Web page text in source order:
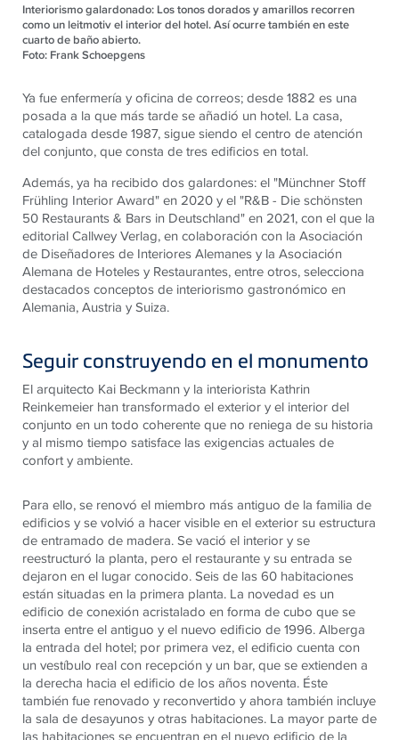
Interiorismo galardonado: Los tonos dorados y amarillos recorren
como un leitmotiv el interior del hotel. Así ocurre también en este
cuarto de baño abierto.
Foto: Frank Schoepgens
Ya fue enfermería y oficina de correos; desde 1882 es una
posada a la que más tarde se añadió un hotel. La casa,
catalogada desde 1987, sigue siendo el centro de atención
del conjunto, que consta de tres edificios en total.
Además, ya ha recibido dos galardones: el "Münchner Stoff
Frühling Interior Award" en 2020 y el "R&B - Die schönsten
50 Restaurants & Bars in Deutschland" en 2021, con el que la
editorial Callwey Verlag, en colaboración con la Asociación
de Diseñadores de Interiores Alemanes y la Asociación
Alemana de Hoteles y Restaurantes, entre otros, selecciona
destacados conceptos de interiorismo gastronómico en
Alemania, Austria y Suiza.
Seguir construyendo en el monumento
El arquitecto Kai Beckmann y la interiorista Kathrin
Reinkemeier han transformado el exterior y el interior del
conjunto en un todo coherente que no reniega de su historia
y al mismo tiempo satisface las exigencias actuales de
confort y ambiente.
Para ello, se renovó el miembro más antiguo de la familia de
edificios y se volvió a hacer visible en el exterior su estructura
de entramado de madera. Se vació el interior y se
reestructuró la planta, pero el restaurante y su entrada se
dejaron en el lugar conocido. Seis de las 60 habitaciones
están situadas en la primera planta. La novedad es un
edificio de conexión acristalado en forma de cubo que se
inserta entre el antiguo y el nuevo edificio de 1996. Alberga
la entrada del hotel; por primera vez, el edificio cuenta con
un vestíbulo real con recepción y un bar, que se extienden a
la derecha hacia el edificio de los años noventa. Éste
también fue renovado y reconvertido y ahora también incluye
la sala de desayunos y otras habitaciones. La mayor parte de
las habitaciones se encuentran en el nuevo edificio de la